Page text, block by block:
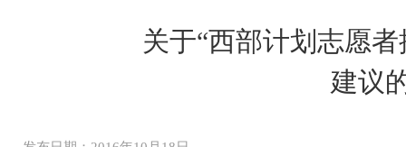
关于“西部计划志愿
建议